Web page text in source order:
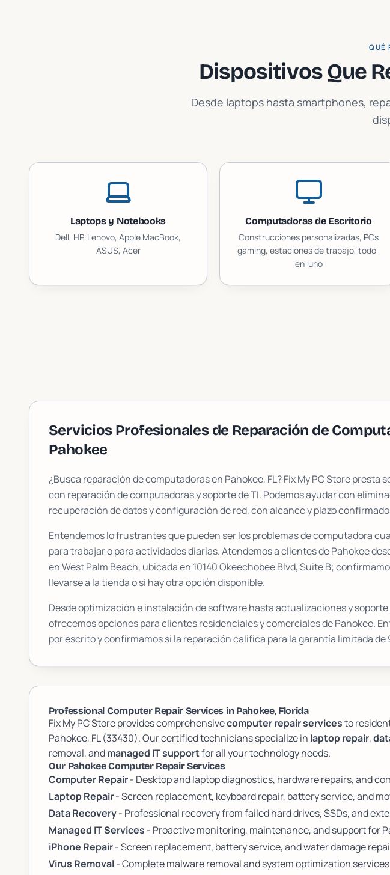
QUÉ
Dispositivos Que
Desde laptops hasta smartphones,
Laptops y Notebooks
Dell, HP, Lenovo, Apple MacBook,
ASUS, Acer
Computadoras de Escritorio
Construcciones personalizadas, PCs
gaming, estaciones de trabajo, todo-
en-uno
Servicios Profesionales de Reparación de
Pahokee
¿Busca reparación de computadoras en Pahokee, FL? Fix My PC Store presta
con reparación de computadoras y soporte de TI. Podemos ayudar con
recuperación de datos y configuración de red, con alcance y plazo
Entendemos lo frustrantes que pueden ser los problemas de computadora
para trabajar o para actividades diarias. Atendemos a clientes dePahokee
en West Palm Beach, ubicada en 10140 Okeechobee Blvd, Suite B;
llevarse a la tienda o si hay otra opción disponible.
Desde optimización e instalación de software hasta actualizaciones y soporte
ofrecemos opciones para clientes residenciales y comerciales dePahokee.
por escrito y confirmamos si la reparación califica para la garantía limitada de
Professional Computer Repair Services in Pahokee, Florida
Fix My PC Store provides comprehensivecomputer repair servicesto
Pahokee, FL (33430). Our certified technicians specialize in laptop repair,
removal, andmanaged IT supportfor all your technology needs.
Our Pahokee Computer Repair Services
Computer Repair- Desktop and laptop diagnostics, hardware repairs, and
Laptop Repair- Screen replacement, keyboard repair, battery service, and
Data Recovery- Professional recovery from failed hard drives, SSDs, and
Managed IT Services - Proactive monitoring, maintenance, and support for
iPhone Repair- Screen replacement, battery service, and water damage
Virus Removal- Complete malware removal and system optimization services